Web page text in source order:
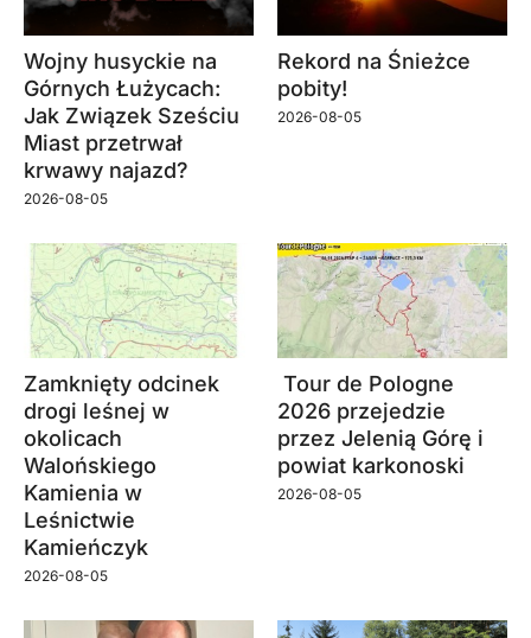
Wojny husyckie na
Górnych Łużycach:
Jak Związek Sześciu
Miast przetrwał
krwawy najazd?
2026-08-05
Rekord na Śnieżce
pobity!
2026-08-05
Zamknięty odcinek
drogi leśnej w
okolicach
Walońskiego
Kamienia w
Leśnictwie
Kamieńczyk
2026-08-05
Tour de Pologne
2026 przejedzie
przez Jelenią Górę i
powiat karkonoski
2026-08-05